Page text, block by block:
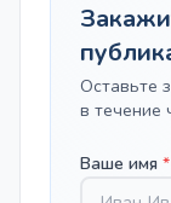
Оставьте
в течение
Ваше имя *